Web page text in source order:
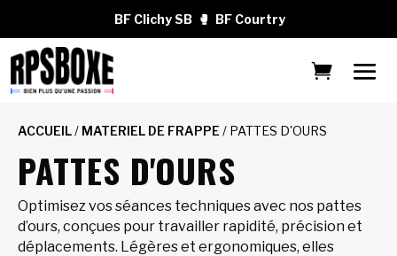
BF Clichy SB 🥊 BF Courtry
ACCUEIL/ MATERIEL DE FRAPPE / PATTES D'OURS
PATTES D'OURS
Optimisez vos séances techniques avec nos pattes
d’ours, conçues pour travailler rapidité, précision et
déplacements. Légères et ergonomiques, elles